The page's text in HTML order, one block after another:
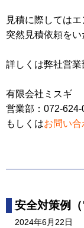
見積に際しては
突然見積依頼をい
詳しくは弊社営業
有限会社ミスギ
営業部：072-624-
もしくはお問い
安全対策例（
2024年6月22日